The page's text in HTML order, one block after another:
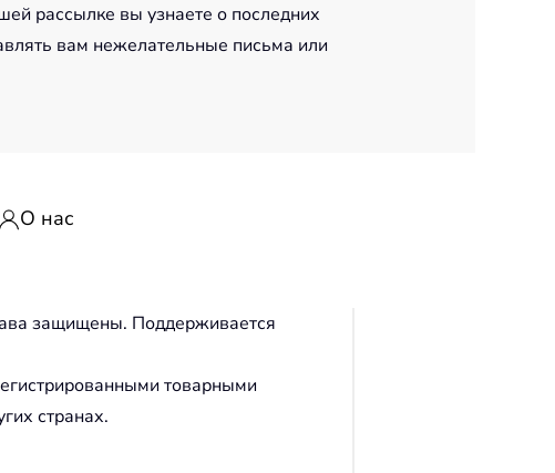
рассылке вы узнаете о последних
вам нежелательные письма или
О нас
защищены. Поддерживается
товарными
странах.